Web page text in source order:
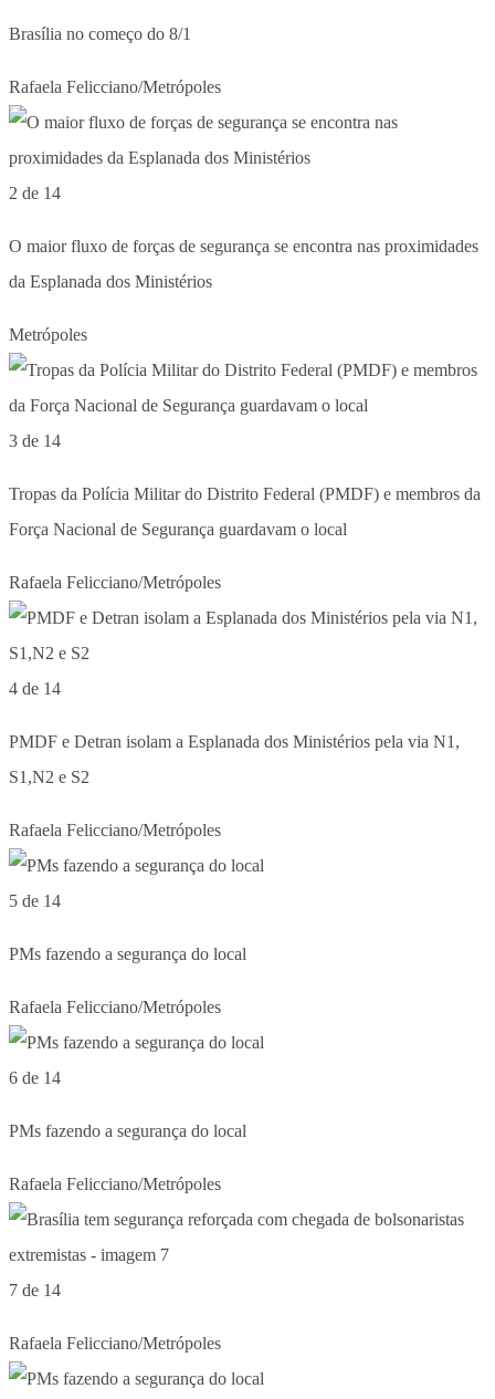
Brasília no começo do 8/1
Rafaela Felicciano/Metrópoles
2 de 14
O maior fluxo de forças de segurança se encontra nas proximidades
da Esplanada dos Ministérios
Metrópoles
3 de 14
Tropas da Polícia Militar do Distrito Federal (PMDF) e membros da
Força Nacional de Segurança guardavam o local
Rafaela Felicciano/Metrópoles
4 de 14
PMDF e Detran isolam a Esplanada dos Ministérios pela via N1,
S1,N2 e S2
Rafaela Felicciano/Metrópoles
5 de 14
PMs fazendo a segurança do local
Rafaela Felicciano/Metrópoles
6 de 14
PMs fazendo a segurança do local
Rafaela Felicciano/Metrópoles
7 de 14
Rafaela Felicciano/Metrópoles